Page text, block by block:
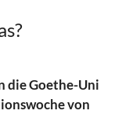
die Goethe-Uni
von